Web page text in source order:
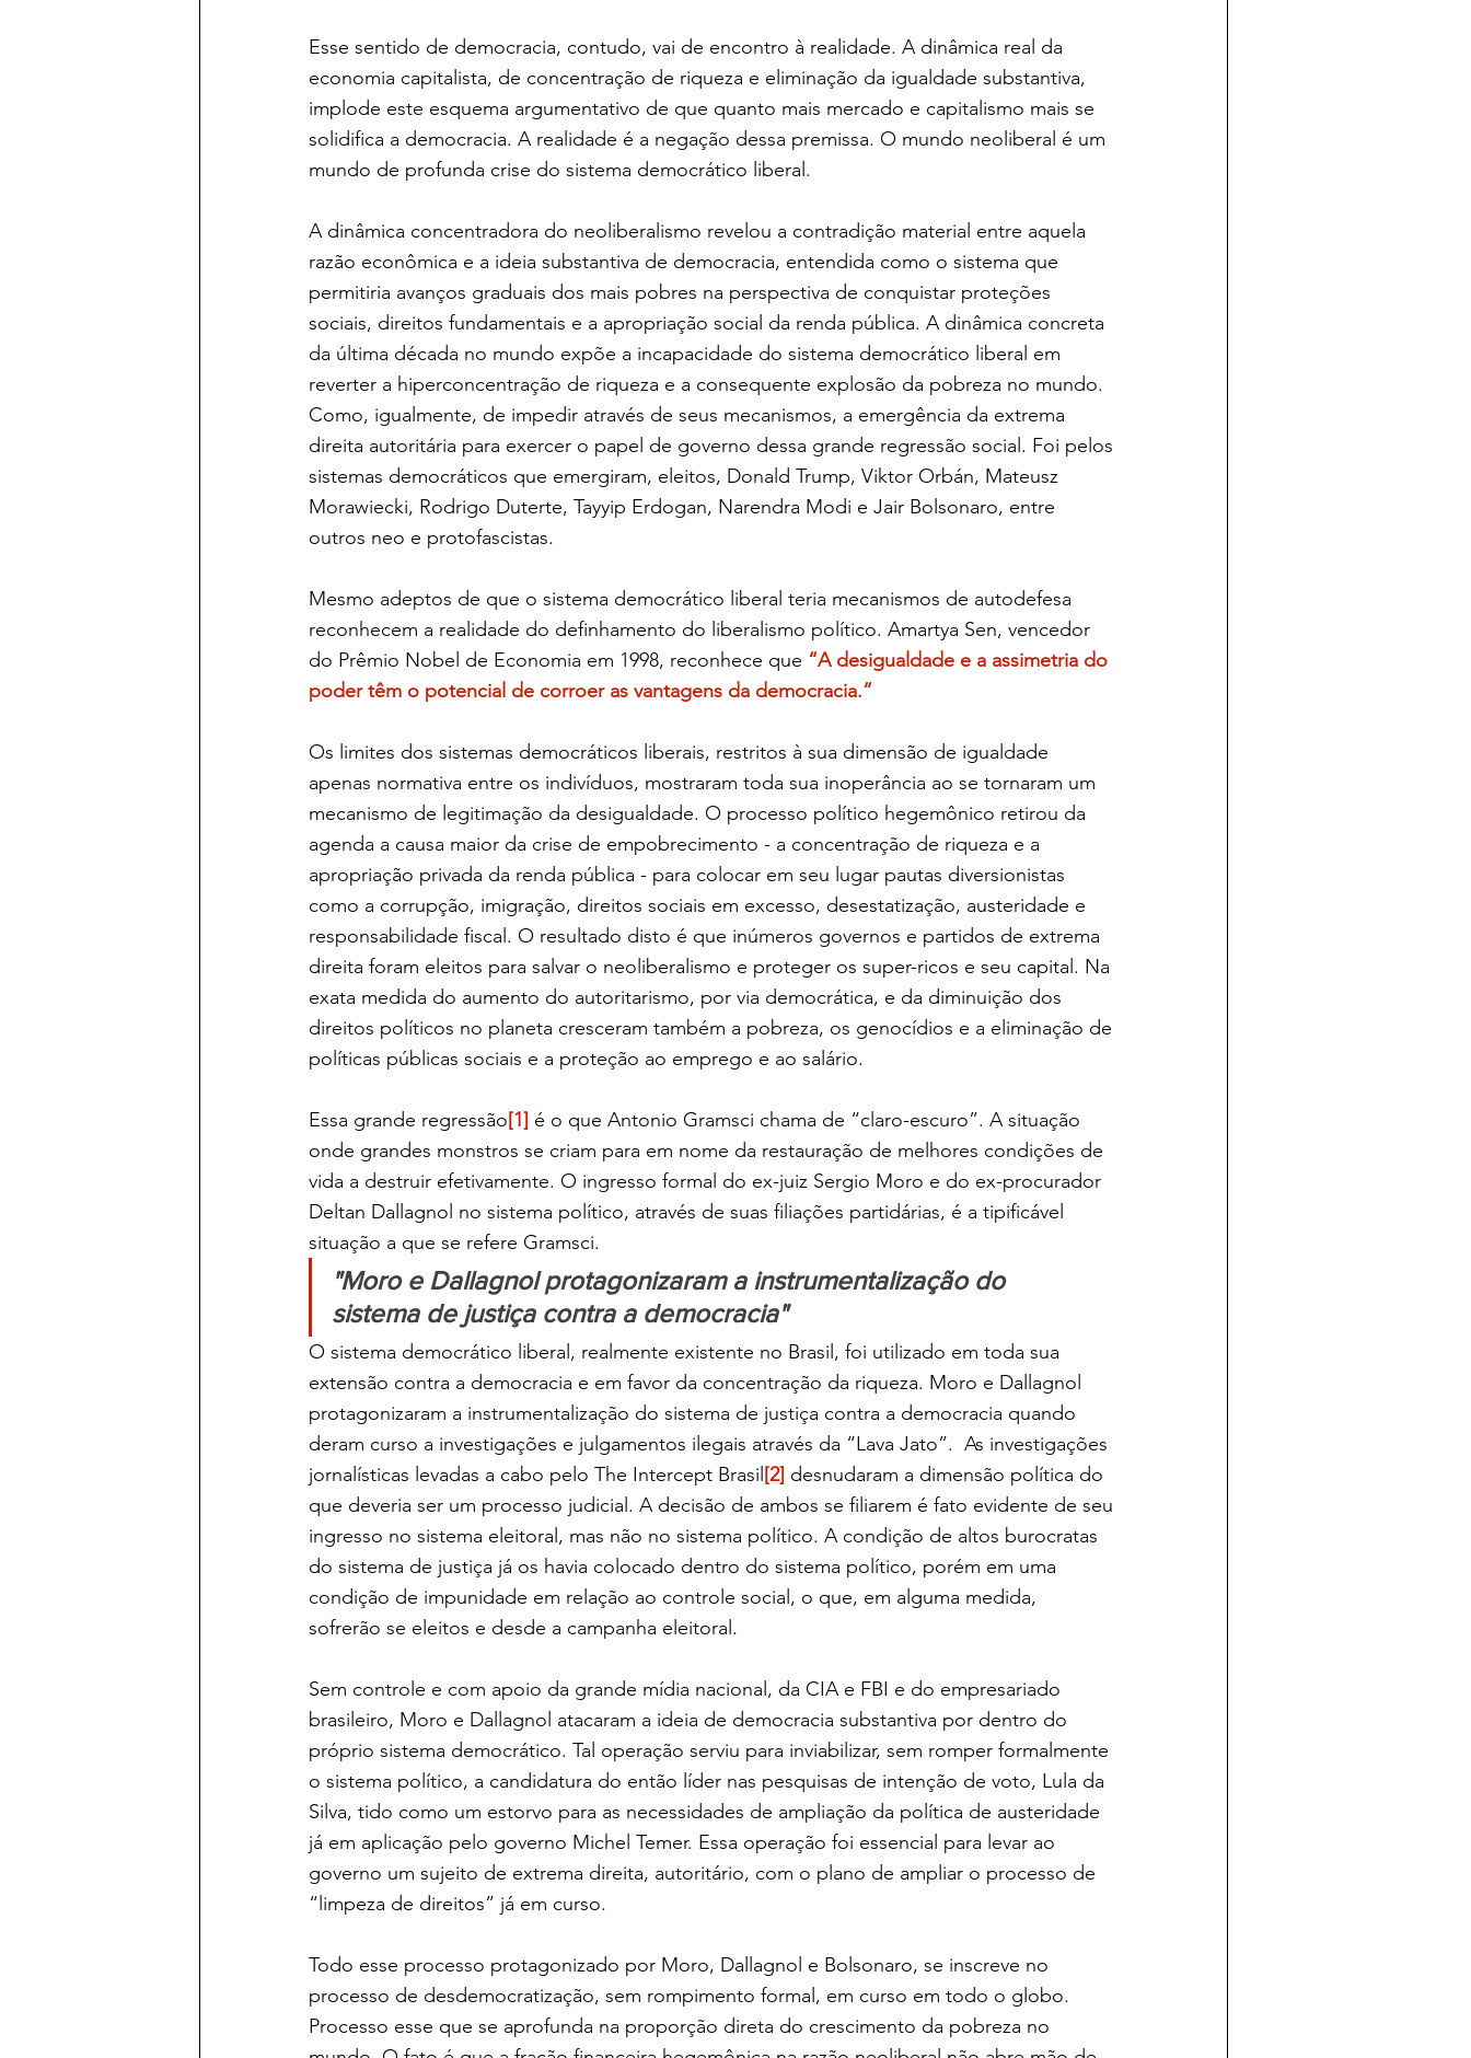
Esse sentido de democracia, contudo, vai de encontro à realidade. A dinâmica real da
economia capitalista, de concentração de riqueza e eliminação da igualdade substantiva,
implode este esquema argumentativo de que quanto mais mercado e capitalismo mais se
solidifica a democracia. A realidade é a negação dessa premissa. O mundo neoliberal é um
mundo de profunda crise do sistema democrático liberal.
A dinâmica concentradora do neoliberalismo revelou a contradição material entre aquela
razão econômica e a ideia substantiva de democracia, entendida como o sistema que
permitiria avanços graduais dos mais pobres na perspectiva de conquistar proteções
sociais, direitos fundamentais e a apropriação social da renda pública. A dinâmica concreta
da última década no mundo expõe a incapacidade do sistema democrático liberal em
reverter a hiperconcentração de riqueza e a consequente explosão da pobreza no mundo.
Como, igualmente, de impedir através de seus mecanismos, a emergência da extrema
direita autoritária para exercer o papel de governo dessa grande regressão social. Foi pelos
sistemas democráticos que emergiram, eleitos, Donald Trump, Viktor Orbán, Mateusz
Morawiecki, Rodrigo Duterte, Tayyip Erdogan, Narendra Modi e Jair Bolsonaro, entre
outros neo e protofascistas.
Mesmo adeptos de que o sistema democrático liberal teria mecanismos de autodefesa
reconhecem a realidade do definhamento do liberalismo político. Amartya Sen, vencedor
do Prêmio Nobel de Economia em 1998, reconhece que “A desigualdade e a assimetria do
poder têm o potencial de corroer as vantagens da democracia.”
Os limites dos sistemas democráticos liberais, restritos à sua dimensão de igualdade
apenas normativa entre os indivíduos, mostraram toda sua inoperância ao se tornaram um
mecanismo de legitimação da desigualdade. O processo político hegemônico retirou da
agenda a causa maior da crise de empobrecimento - a concentração de riqueza e a
apropriação privada da renda pública - para colocar em seu lugar pautas diversionistas
como a corrupção, imigração, direitos sociais em excesso, desestatização, austeridade e
responsabilidade fiscal. O resultado disto é que inúmeros governos e partidos de extrema
direita foram eleitos para salvar o neoliberalismo e proteger os super-ricos e seu capital. Na
exata medida do aumento do autoritarismo, por via democrática, e da diminuição dos
direitos políticos no planeta cresceram também a pobreza, os genocídios e a eliminação de
políticas públicas sociais e a proteção ao emprego e ao salário.
Essa grande regressão[1] é o que Antonio Gramsci chama de “claro-escuro”. A situação
onde grandes monstros se criam para em nome da restauração de melhores condições de
vida a destruir efetivamente. O ingresso formal do ex-juiz Sergio Moro e do ex-procurador
Deltan Dallagnol no sistema político, através de suas filiações partidárias, é a tipificável
situação a que se refere Gramsci.
"Moro e Dallagnol protagonizaram a instrumentalização do
sistema de justiça contra a democracia"
O sistema democrático liberal, realmente existente no Brasil, foi utilizado em toda sua
extensão contra a democracia e em favor da concentração da riqueza. Moro e Dallagnol
protagonizaram a instrumentalização do sistema de justiça contra a democracia quando
deram curso a investigações e julgamentos ilegais através da “Lava Jato”.  As investigações
jornalísticas levadas a cabo pelo The Intercept Brasil [2] desnudaram a dimensão política do
que deveria ser um processo judicial. A decisão de ambos se filiarem é fato evidente de seu
ingresso no sistema eleitoral, mas não no sistema político. A condição de altos burocratas
do sistema de justiça já os havia colocado dentro do sistema político, porém em uma
condição de impunidade em relação ao controle social, o que, em alguma medida,
sofrerão se eleitos e desde a campanha eleitoral.
Sem controle e com apoio da grande mídia nacional, da CIA e FBI e do empresariado
brasileiro, Moro e Dallagnol atacaram a ideia de democracia substantiva por dentro do
próprio sistema democrático. Tal operação serviu para inviabilizar, sem romper formalmente
o sistema político, a candidatura do então líder nas pesquisas de intenção de voto, Lula da
Silva, tido como um estorvo para as necessidades de ampliação da política de austeridade
já em aplicação pelo governo Michel Temer. Essa operação foi essencial para levar ao
governo um sujeito de extrema direita, autoritário, com o plano de ampliar o processo de
“limpeza de direitos” já em curso.
Todo esse processo protagonizado por Moro, Dallagnol e Bolsonaro, se inscreve no
processo de desdemocratização, sem rompimento formal, em curso em todo o globo.
Processo esse que se aprofunda na proporção direta do crescimento da pobreza no